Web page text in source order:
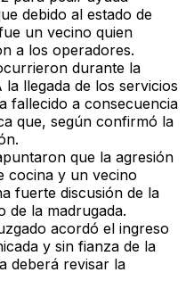
debido al estado de
un vecino quien
a los operadores.
durante la
la llegada de los servicios
fallecido a consecuencia
que, según confirmó la
que la agresión
cocina y un vecino
fuerte discusión de la
de la madrugada.
acordó el ingreso
y sin fianza de la
deberá revisar la